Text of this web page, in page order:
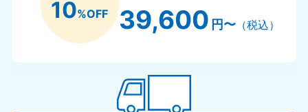
10%OFF 39,600 円〜（税込）